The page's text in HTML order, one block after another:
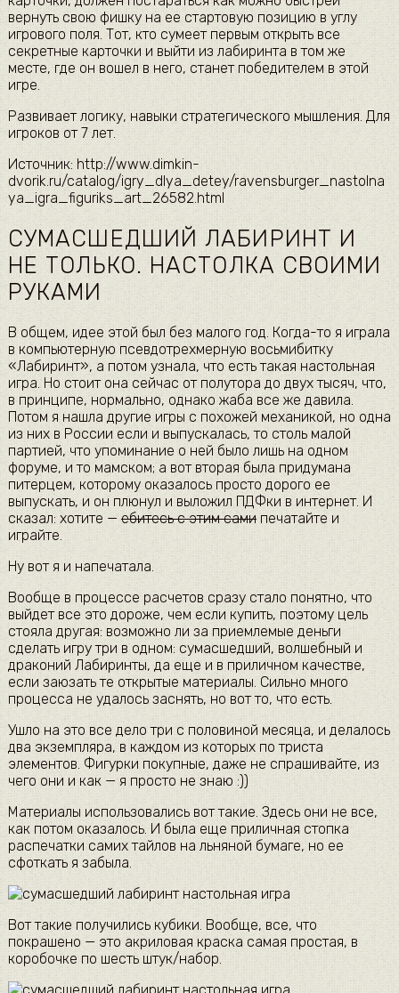
вернуть свою фишку на ее стартовую позицию в углу
игрового поля. Тот, кто сумеет первым открыть все
секретные карточки и выйти из лабиринта в том же
месте, где он вошел в него, станет победителем в этой
игре.
Развивает логику, навыки стратегического мышления. Для
игроков от 7 лет.
Источник: http://www.dimkin-
dvorik.ru/catalog/igry_dlya_detey/ravensburger_nastolna
ya_igra_figuriks_art_26582.html
СУМАСШЕДШИЙ ЛАБИРИНТ И
НЕ ТОЛЬКО. НАСТОЛКА СВОИМИ
РУКАМИ
В общем, идее этой был без малого год. Когда-то я играла
в компьютерную псевдотрехмерную восьмибитку
«Лабиринт», а потом узнала, что есть такая настольная
игра. Но стоит она сейчас от полутора до двух тысяч, что,
в принципе, нормально, однако жаба все же давила.
Потом я нашла другие игры с похожей механикой, но одна
из них в России если и выпускалась, то столь малой
партией, что упоминание о ней было лишь на одном
форуме, и то мамском; а вот вторая была придумана
питерцем, которому оказалось просто дорого ее
выпускать, и он плюнул и выложил ПДФки в интернет. И
сказал: хотите —ебитесь с этим самипечатайте и
играйте.
Ну вот я и напечатала.
Вообще в процессе расчетов сразу стало понятно, что
выйдет все это дороже, чем если купить, поэтому цель
стояла другая: возможно ли за приемлемые деньги
сделать игру три в одном: сумасшедший, волшебный и
драконий Лабиринты, да еще и в приличном качестве,
если заюзать те открытые материалы. Сильно много
процесса не удалось заснять, но вот то, что есть.
Ушло на это все дело три с половиной месяца, и делалось
два экземпляра, в каждом из которых по триста
элементов. Фигурки покупные, даже не спрашивайте, из
чего они и как — я просто не знаю :))
Материалы использовались вот такие. Здесь они не все,
как потом оказалось. И была еще приличная стопка
распечатки самих тайлов на льняной бумаге, но ее
сфоткать я забыла.
Вот такие получились кубики. Вообще, все, что
покрашено — это акриловая краска самая простая, в
коробочке по шесть штук/набор.